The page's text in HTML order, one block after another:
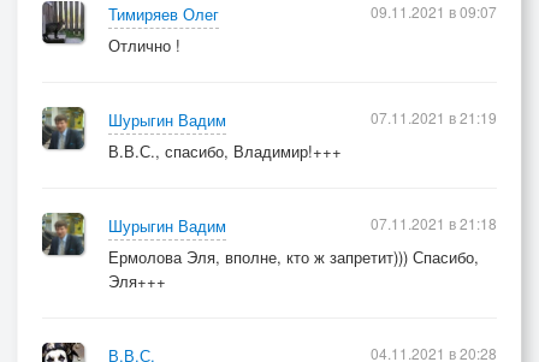
Тимиряев Олег
Отлично !
09.11.2021 в 09:07
Шурыгин Вадим
В.В.С., спасибо, Владимир!+++
07.11.2021 в 21:19
Шурыгин Вадим
Ермолова Эля, вполне, кто ж запретит))) Спасибо,
Эля+++
07.11.2021 в 21:18
В.В.С.
04.11.2021 в 20:28